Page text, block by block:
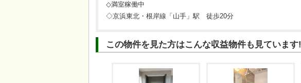
◇満室稼働中
◇京浜東北・根岸線「山手」駅 徒歩20分
この物件を見た方はこんな収益物件も見ています!